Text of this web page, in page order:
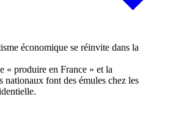
« produire en France » et la
nationaux font des émules chez les